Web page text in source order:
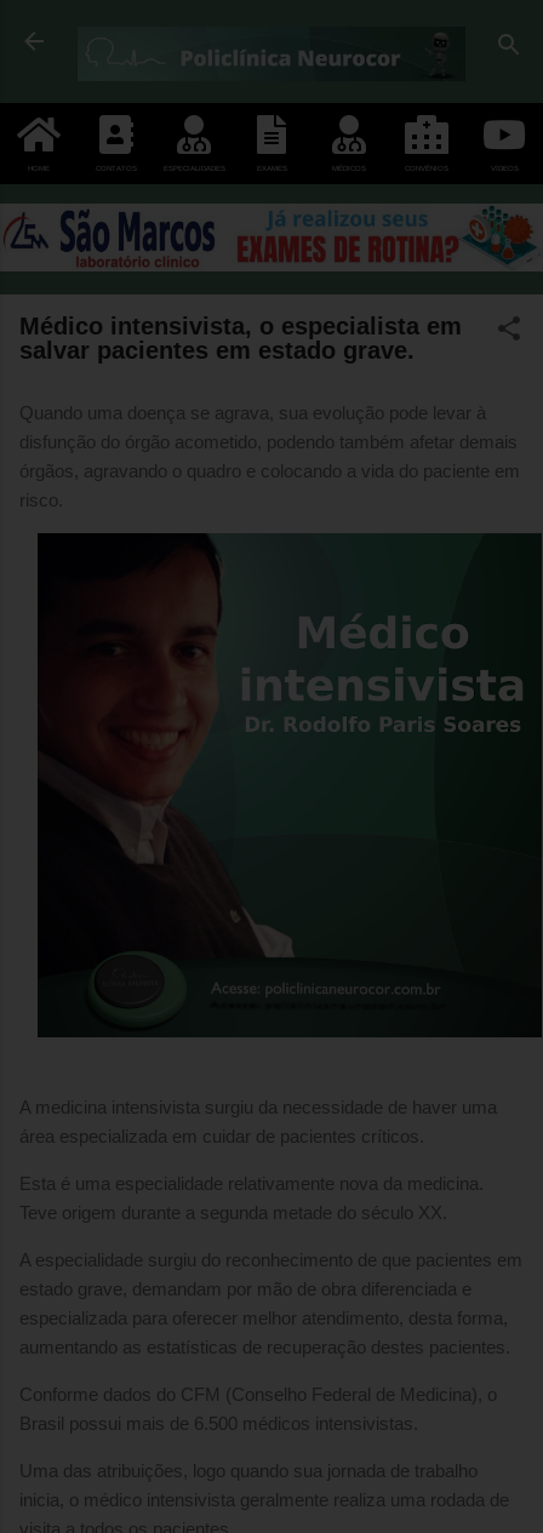
HOME CONTATOS ESPECIALIDADES EXAMES MÉDICOS CONVÊNIOS VÍDEOS
Médico intensivista, o especialista em
salvar pacientes em estado grave.
Quando uma doença se agrava, sua evolução pode levar à
disfunção do órgão acometido, podendo também afetar demais
órgãos, agravando o quadro e colocando a vida do paciente em
risco.
A medicina intensivista surgiu da necessidade de haver uma
área especializada em cuidar de pacientes críticos.
Esta é uma especialidade relativamente nova da medicina.
Teve origem durante a segunda metade do século XX.
A especialidade surgiu do reconhecimento de que pacientes em
estado grave, demandam por mão de obra diferenciada e
especializada para oferecer melhor atendimento, desta forma,
aumentando as estatísticas de recuperação destes pacientes.
Conforme dados do CFM (Conselho Federal de Medicina), o
Brasil possui mais de 6.500 médicos intensivistas.
Uma das atribuições, logo quando sua jornada de trabalho
inicia, o médico intensivista geralmente realiza uma rodada de